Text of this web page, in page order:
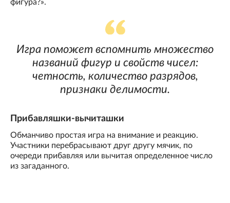
фигура?».
Игра поможет вспомнить множество
названий фигур и свойств чисел:
четность, количество разрядов,
признаки делимости.
Прибавляшки-вычиташки
Обманчиво простая игра на внимание и реакцию.
Участники перебрасывают друг другу мячик, по
очереди прибавляя или вычитая определенное число
из загаданного.